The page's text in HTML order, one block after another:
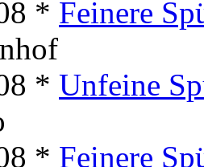
* Feinere
* Unfeine
* Feinere